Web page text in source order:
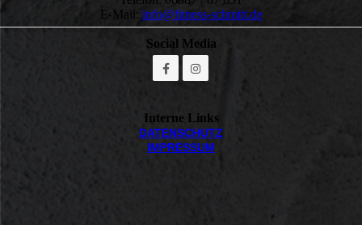
E-Mail: info@fitness-schmitt.de
Social Media
Interne Links
DATEN­SCHUTZ
IMPRESSUM